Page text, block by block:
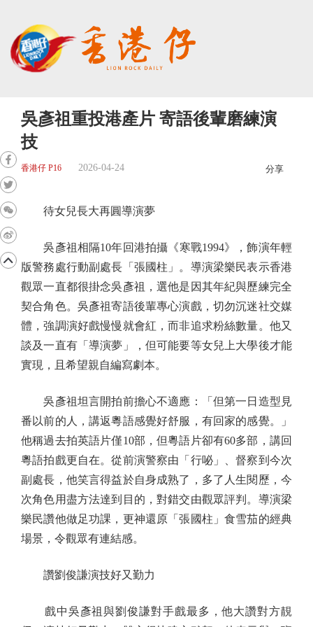
吳彥祖重投港產片 寄語後輩磨練演
技
香港仔 P16 2026-04-24 分享
待女兒長大再圓導演夢
吳彥祖相隔10年回港拍攝《寒戰1994》，飾演年輕
版警務處行動副處長「張國柱」。導演梁樂民表示香港
觀眾一直都很掛念吳彥祖，選他是因其年紀與歷練完全
契合角色。吳彥祖寄語後輩專心演戲，切勿沉迷社交媒
體，強調演好戲慢慢就會紅，而非追求粉絲數量。他又
談及一直有「導演夢」，但可能要等女兒上大學後才能
實現，且希望親自編寫劇本。
吳彥祖坦言開拍前擔心不適應：「但第一日造型見
番以前的人，講返粵語感覺好舒服，有回家的感覺。」
他稱過去拍英語片僅10部，但粵語片卻有60多部，講回
粵語拍戲更自在。從前演警察由「行咇」、督察到今次
副處長，他笑言得益於自身成熟了，多了人生閱歷，今
次角色用盡方法達到目的，對錯交由觀眾評判。導演梁
樂民讚他做足功課，更神還原「張國柱」食雪茄的經典
場景，令觀眾有連結感。
讚劉俊謙演技好又勤力
戲中吳彥祖與劉俊謙對手戲最多，他大讚對方靚